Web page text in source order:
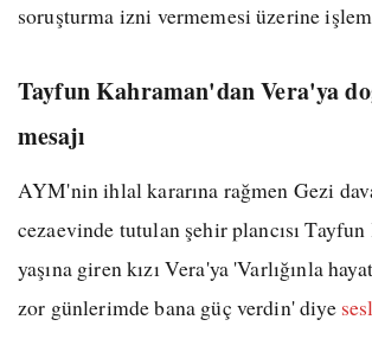
soruşturma izni vermemesi üzerine
Tayfun Kahraman'dan Vera'ya
mesajı
AYM'nin ihlal kararına rağmen Gezi
cezaevinde tutulan şehir plancısı
yaşına giren kızı Vera'ya 'Varlığınla
zor günlerimde bana güç verdin' diye